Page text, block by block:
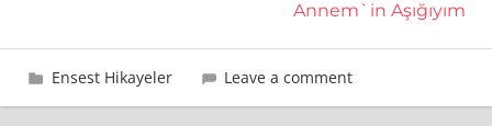
Annem`in Aşığıyım
18 Eylül 2009
admin
Ensest Hikayeler Leave a comment